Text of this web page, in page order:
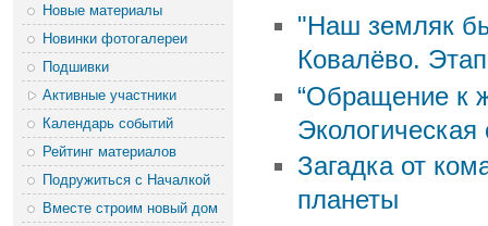
Новые материалы
Новинки фотогалереи
Подшивки
Активные участники
Календарь событий
Рейтинг материалов
Подружиться с Началкой
Вместе строим новый дом
"Наш земляк
Ковалёво.
“Обращение к
Экологическая
Загадка от
планеты